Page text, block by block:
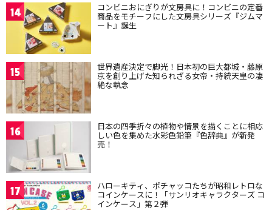
14 コンビニおにぎりが文房具に！コンビニの定番
商品をモチーフにした文房具シリーズ『ジムマ
ート』誕生
15 世界遺産決定で脚光！日本初の巨大都城・藤原
京を創り上げた知られざる女帝・持統天皇の凄
絶な執念
16 日本の四季折々の植物や情景を描くことに相応
しい色を集めた水彩色鉛筆『色辞典』が新発
売！
17 ハローキティ、ポチャッコたちが昭和レトロな
コインケースに！「サンリオキャラクターズ コ
インケース」第２弾